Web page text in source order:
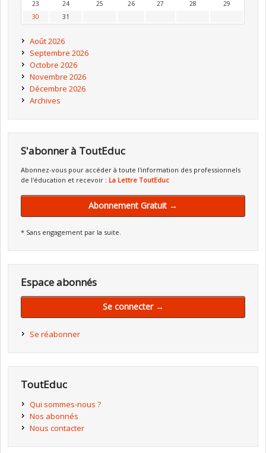
23
24 25 26 27 28
29
30
31
Août 2026
Septembre 2026
Octobre 2026
Novembre 2026
Décembre 2026
Archives
S'abonner à ToutEduc
Abonnez-vous pour accéder à toute l'information des professionnels
de l'éducation et recevoir : La Lettre ToutEduc
Abonnement Gratuit →
* Sans engagement par la suite.
Espace abonnés
Se connecter →
Se réabonner
ToutEduc
Qui sommes-nous ?
Nos abonnés
Nous contacter